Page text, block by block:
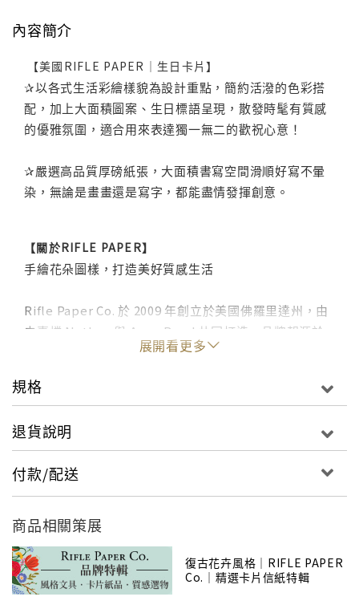
內容簡介
【美國RIFLE PAPER｜生日卡片】
✰以各式生活彩繪樣貌為設計重點，簡約活潑的色彩搭
配，加上大面積圖案、生日標語呈現，散發時髦有質感
的優雅氛圍，適合用來表達獨一無二的歡祝心意！
✰嚴選高品質厚磅紙張，大面積書寫空間滑順好寫不暈
染，無論是畫畫還是寫字，都能盡情發揮創意。
【關於RIFLE PAPER】
手繪花朵圖樣，打造美好質感生活
Rifle Paper Co. 於 2009 年創立於美國佛羅里達州，由
夫妻檔 Nathan 與 Anna Bond 共同打造。品牌起源於
Anna 對藝術與文具的深厚熱愛——自小喜歡繪畫、寫信
並堅持至今每一幅圖樣皆由她親手繪製與設計，成為
最初，品牌以風格鮮明的文具、賀卡與邀請卡起家，逐
步拓展為涵蓋家居裝飾、禮品、鞋履與生活用品的完整
生活風格品牌，不定時與 LeSportsac、Keds、
Target 等知名品牌合作所推出的聯名商品也深受全球消
Rifle Paper Co. 相信，美感存在於日常細節之中。透過
展開看更多
規格
退貨說明
付款/配送
商品相關策展
復古花卉風格｜RIFLE PAPER
Co.｜精選卡片信紙特輯